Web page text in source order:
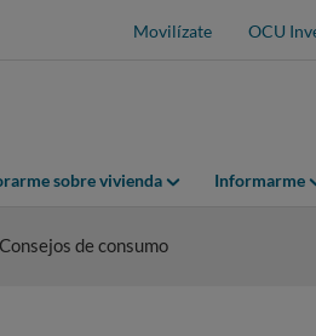
Movilízate OCU
sobre vivienda Informarme
Consejos de consumo